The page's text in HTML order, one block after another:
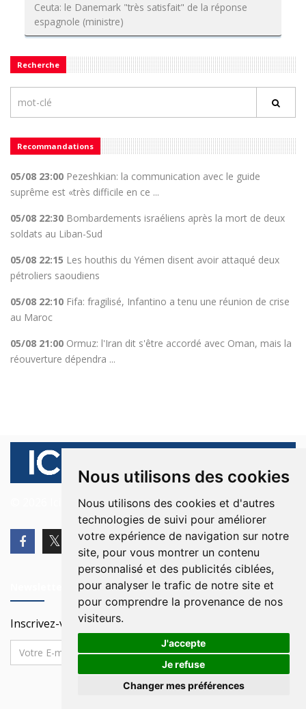
Nous utilisons des cookies
Nous utilisons des cookies et d'autres
technologies de suivi pour améliorer
votre expérience de navigation sur notre
site, pour vous montrer un contenu
personnalisé et des publicités ciblées,
pour analyser le trafic de notre site et
pour comprendre la provenance de nos
visiteurs.
J'accepte
Je refuse
Changer mes préférences
Ceuta: le Danemark "très satisfait" de la réponse
espagnole (ministre)
Recherche
Recommandations
05/08 23:00 Pezeshkian: la communication avec le guide
suprême est «très difficile en ce ...
05/08 22:30 Bombardements israéliens après la mort de deux
soldats au Liban-Sud
05/08 22:15 Les houthis du Yémen disent avoir attaqué deux
pétroliers saoudiens
05/08 22:10 Fifa: fragilisé, Infantino a tenu une réunion de crise
au Maroc
05/08 21:00 Ormuz: l'Iran dit s'être accordé avec Oman, mais la
réouverture dépendra ...
© 2026 Ici Beyrouth. Tous les droits sont réservés.
Inscrivez-vous à notre Newsletter